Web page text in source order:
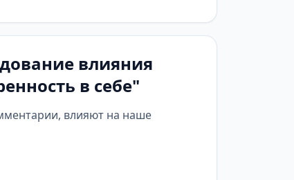
влияния
в себе"
влияют на наше